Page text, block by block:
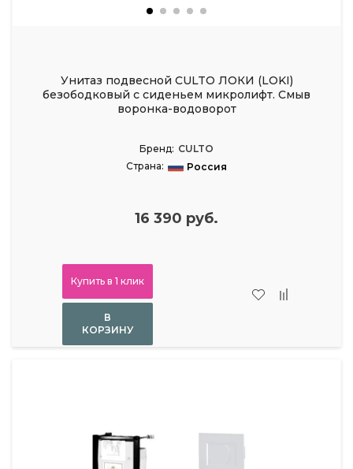
Унитаз подвесной CULTO ЛОКИ (LOKI)
безободковый с сиденьем микролифт. Смыв
воронка-водоворот
Бренд: CULTO
Страна:
Россия
16 390 руб.
Купить в 1 клик
В
КОРЗИНУ